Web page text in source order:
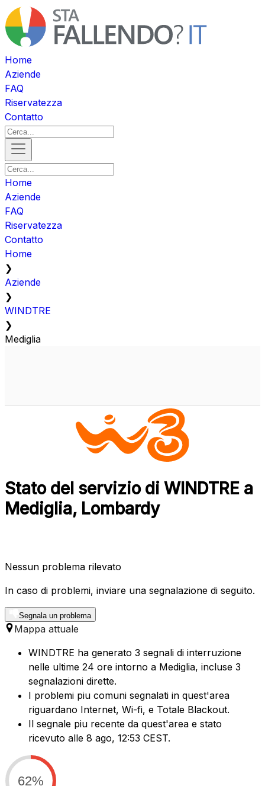
Home
Aziende
FAQ
Riservatezza
Contatto
Home
Aziende
FAQ
Riservatezza
Contatto
Home
❯
Aziende
❯
WINDTRE
❯
Mediglia
Stato del servizio di WINDTRE a
Mediglia, Lombardy
Nessun problema rilevato
In caso di problemi, inviare una segnalazione di seguito.
Segnala un problema
Mappa attuale
WINDTRE ha generato 3 segnali di interruzione
nelle ultime 24 ore intorno a Mediglia, incluse 3
segnalazioni dirette.
I problemi piu comuni segnalati in quest'area
riguardano Internet, Wi-fi, e Totale Blackout.
Il segnale piu recente da quest'area e stato
ricevuto alle 8 ago, 12:53 CEST.
62%